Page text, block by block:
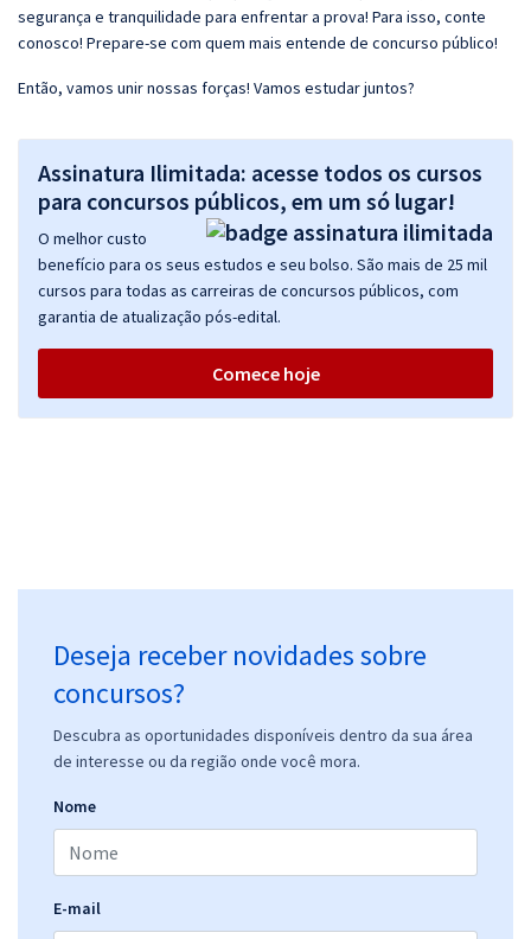
segurança e tranquilidade para enfrentar a prova! Para isso, conte
conosco! Prepare-se com quem mais entende de concurso público!
Então, vamos unir nossas forças! Vamos estudar juntos?
Assinatura Ilimitada: acesse todos os cursos
para concursos públicos, em um só lugar!
O melhor custo
benefício para os seus estudos e seu bolso. São mais de 25 mil
cursos para todas as carreiras de concursos públicos, com
garantia de atualização pós-edital.
Comece hoje
Deseja receber novidades sobre
concursos?
Descubra as oportunidades disponíveis dentro da sua área
de interesse ou da região onde você mora.
Nome
E-mail